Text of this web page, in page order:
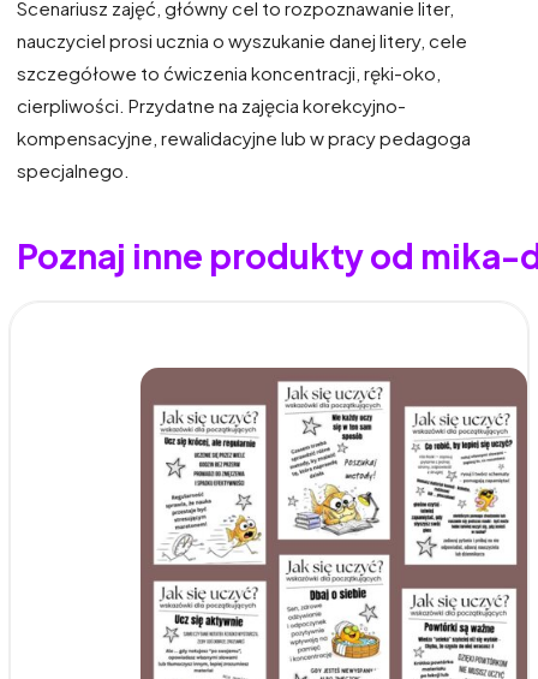
Scenariusz zajęć, główny cel to rozpoznawanie liter,
nauczyciel prosi ucznia o wyszukanie danej litery, cele
szczegółowe to ćwiczenia koncentracji, ręki-oko,
cierpliwości. Przydatne na zajęcia korekcyjno-
kompensacyjne, rewalidacyjne lub w pracy pedagoga
specjalnego.
Poznaj inne produkty od mika-